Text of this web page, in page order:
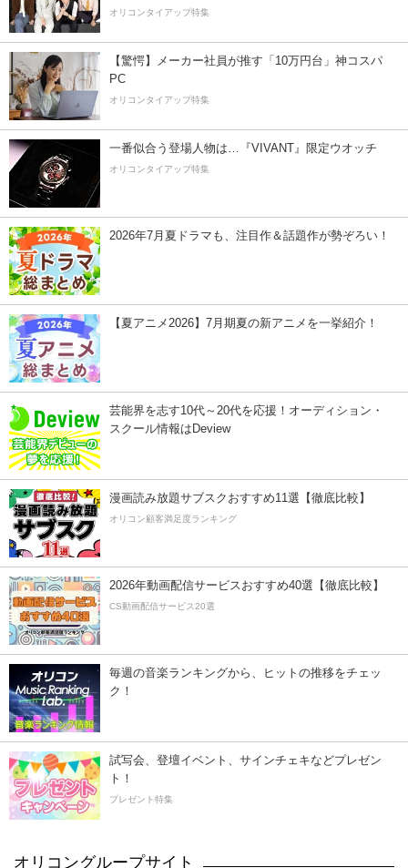
オリコンタイアップ特集
【驚愕】メーカー社員が推す「10万円台」神コスパ
PC
オリコンタイアップ特集
一番似合う登場人物は…『VIVANT』限定ウオッチ
オリコンタイアップ特集
2026年7月夏ドラマも、注目作＆話題作が勢ぞろい！
【夏アニメ2026】7月期夏の新アニメを一挙紹介！
芸能界を志す10代～20代を応援！オーディション・
スクール情報はDeview
漫画読み放題サブスクおすすめ11選【徹底比較】
オリコン顧客満足度ランキング
2026年動画配信サービスおすすめ40選【徹底比較】
CS動画配信サービス20選
毎週の音楽ランキングから、ヒットの推移をチェッ
ク！
試写会、登壇イベント、サインチェキなどプレゼン
ト！
プレゼント特集
オリコングループサイト